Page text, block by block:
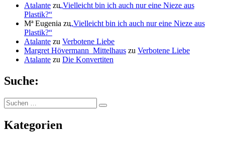
Atalante zu
„Vielleicht bin ich auch nur eine Nieze aus
Plastik?“
Mª Eugenia zu
„Vielleicht bin ich auch nur eine Nieze aus
Plastik?“
Atalante zu Verbotene Liebe
Margret Hövermann_Mittelhaus zu Verbotene Liebe
Atalante zu Die Konvertiten
Suche:
Suchen
nach:
Suchen
Kategorien